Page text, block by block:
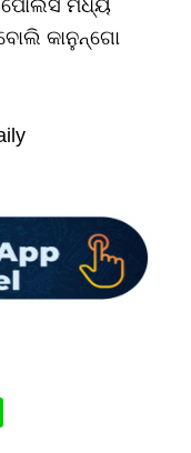
ପୋଲିସ ମଧ୍ୟ
କାନୁନ୍‌ଗୋ